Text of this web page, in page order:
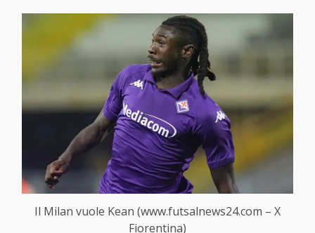
Il Milan vuole Kean (www.futsalnews24.com – X
Fiorentina)